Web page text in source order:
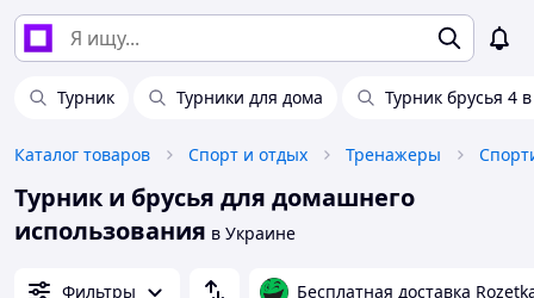
Турник Турники для дома Турник брусья 4
Каталог товаров Спорт и отдых Тренажеры
Турник и брусья для домашнего
использования в Украине
Фильтры Бесплатная доставка